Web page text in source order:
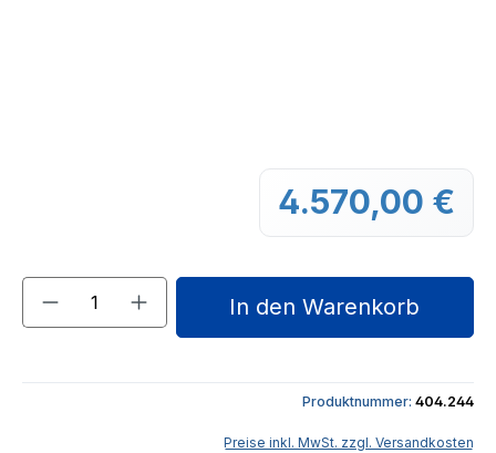
4.570,00 €
Produkt Anzahl: Gib den gewünschten
In den Warenkorb
Produktnummer: 404.244
Preise inkl. MwSt. zzgl. Versandkosten